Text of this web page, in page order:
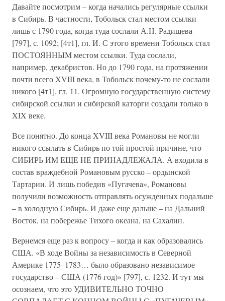
Давайте посмотрим – когда начались регулярные ссылки
в Сибирь. В частности, Тобольск стал местом ссылки
лишь с 1790 года, когда туда сослали А.Н. Радищева
[797], с. 1092; [4т1], гл. И. С этого времени Тобольск стал
ПОСТОЯННЫМ местом ссылки. Туда сослали,
например, декабристов. Но до 1790 года, на протяжении
почти всего XVIII века, в Тобольск почему-то не сослали
никого [4т1], гл. 11. Огромную государственную систему
сибирской ссылки и сибирской каторги создали только в
XIX веке.
Все понятно. До конца XVIII века Романовы не могли
никого ссылать в Сибирь по той простой причине, что
СИБИРЬ ИМ ЕЩЕ НЕ ПРИНАДЛЕЖАЛА. А входила в
состав враждебной Романовым русско – ордынской
Тартарии. И лишь победив «Пугачева», Романовы
получили возможность отправлять осужденных подальше
– в холодную Сибирь. И даже еще дальше – на Дальний
Восток, на побережье Тихого океана, на Сахалин.
Вернемся еще раз к вопросу – когда и как образовались
США. «В ходе Войны за независимость в Северной
Америке 1775–1783… было образовано независимое
государство – США (1776 год)» [797], с. 1232. И тут мы
осознаем, что это УДИВИТЕЛЬНО ТОЧНО